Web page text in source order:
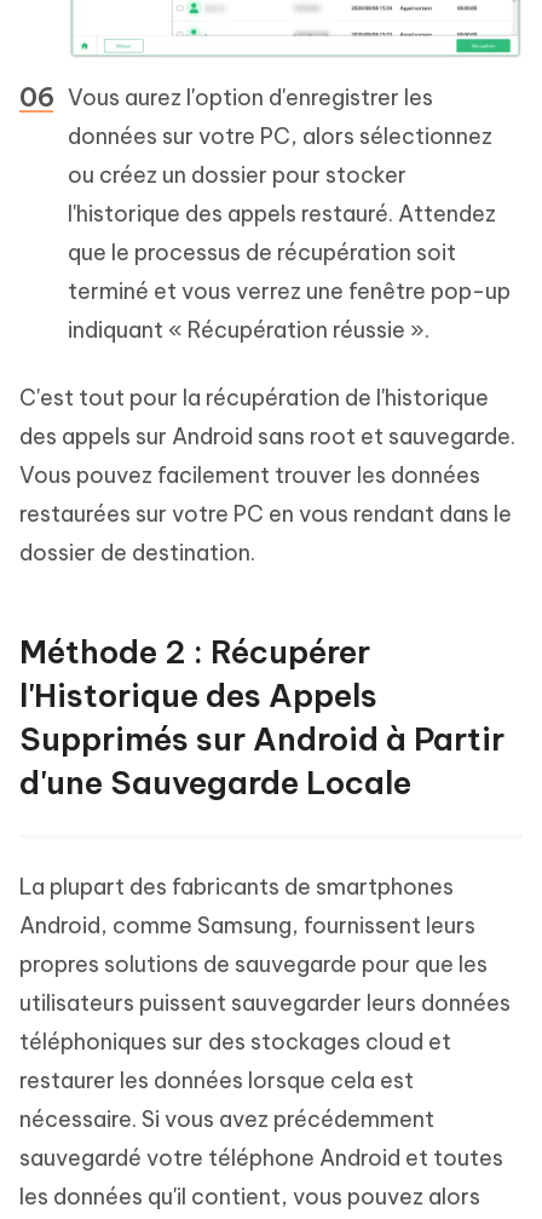
Vous aurez l'option d'enregistrer les
données sur votre PC, alors sélectionnez
ou créez un dossier pour stocker
l'historique des appels restauré. Attendez
que le processus de récupération soit
terminé et vous verrez une fenêtre pop-up
indiquant « Récupération réussie ».
C'est tout pour la récupération de l'historique
des appels sur Android sans root et sauvegarde.
Vous pouvez facilement trouver les données
restaurées sur votre PC en vous rendant dans le
dossier de destination.
Méthode 2 : Récupérer
l'Historique des Appels
Supprimés sur Android à Partir
d'une Sauvegarde Locale
La plupart des fabricants de smartphones
Android, comme Samsung, fournissent leurs
propres solutions de sauvegarde pour que les
utilisateurs puissent sauvegarder leurs données
téléphoniques sur des stockages cloud et
restaurer les données lorsque cela est
nécessaire. Si vous avez précédemment
sauvegardé votre téléphone Android et toutes
les données qu'il contient, vous pouvez alors